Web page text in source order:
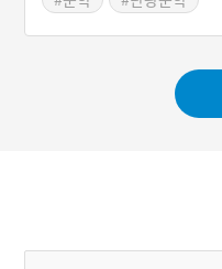
매년 발간하면서 탄광문학
발전과 보급에 앞장선 단체
문화연구소의 주요활동으로
는 『탄전문학』13권 발간,
탄광문학상 시상, 탄광시낭